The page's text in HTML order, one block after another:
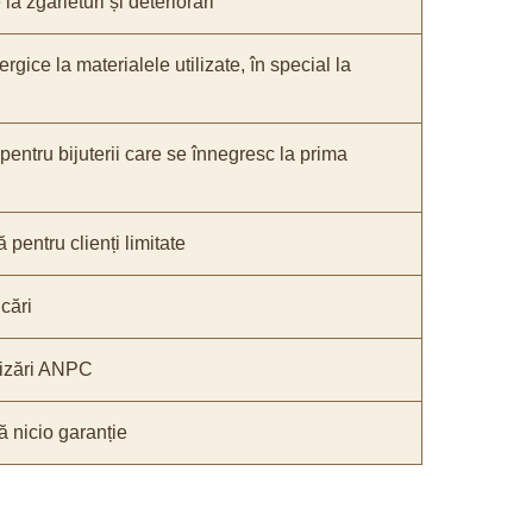
la materialele utilizate, în special la
bijuterii care se înnegresc la prima
pentru clienți limitate
ANPC
nicio garanție